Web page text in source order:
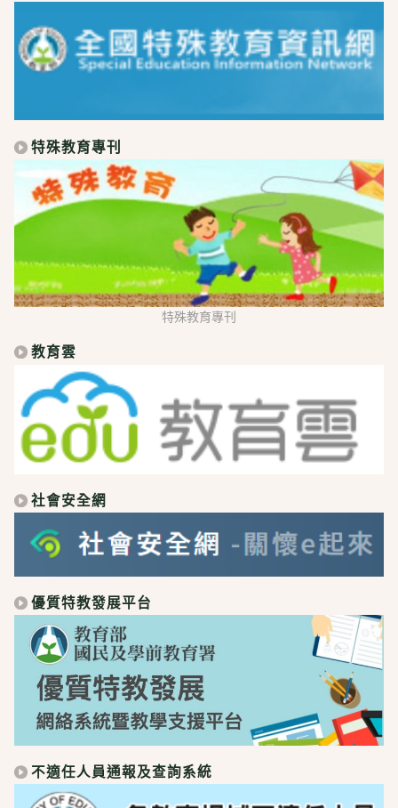
特殊教育專刊
特殊教育專刊
教育雲
社會安全網
優質特教發展平台
不適任人員通報及查詢系統